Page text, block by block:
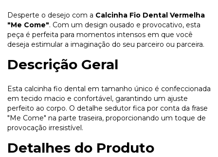
Desperte o desejo com a Calcinha Fio Dental Vermelha
"Me Come". Com um design ousado e provocativo, esta
peça é perfeita para momentos intensos em que você
deseja estimular a imaginação do seu parceiro ou parceira.
Descrição Geral
Esta calcinha fio dental em tamanho único é confeccionada
em tecido macio e confortável, garantindo um ajuste
perfeito ao corpo. O detalhe sedutor fica por conta da frase
"Me Come" na parte traseira, proporcionando um toque de
provocação irresistível.
Detalhes do Produto